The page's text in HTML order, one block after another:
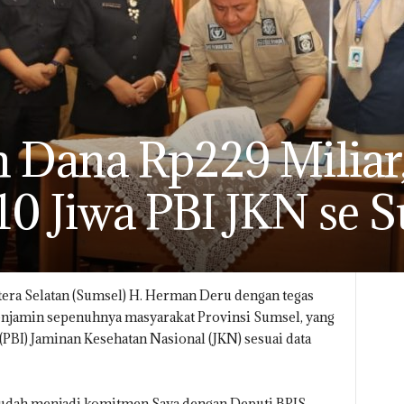
Rp229
Jiwa PBI JKN se
Selatan (Sumsel) H. Herman Deru dengan tegas
sepenuhnya masyarakat Provinsi Sumsel, yang
Jaminan Kesehatan Nasional (JKN) sesuai data